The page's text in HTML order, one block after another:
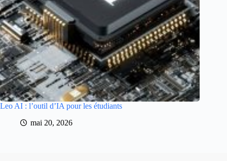
Leo AI : l’outil d’IA pour les étudiants
mai 20, 2026